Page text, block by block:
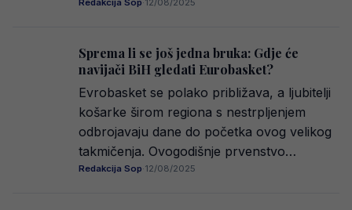
Redakcija Sop·12/08/2025
Sprema li se još jedna bruka: Gdje će
navijači BiH gledati Eurobasket?
Evrobasket se polako približava, a ljubitelji
košarke širom regiona s nestrpljenjem
odbrojavaju dane do početka ovog velikog
takmičenja. Ovogodišnje prvenstvo…
Redakcija Sop·12/08/2025